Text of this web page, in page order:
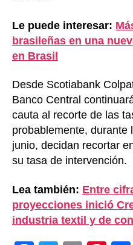
Le puede interesar:
brasileñas en una
en Brasil
Desde Scotiabank
Banco Central
cauta al recorte de las
probablemente, durante
junio, decidan recortar
su tasa de intervención.
Lea también: Entre
proyecciones inició
industria textil y de